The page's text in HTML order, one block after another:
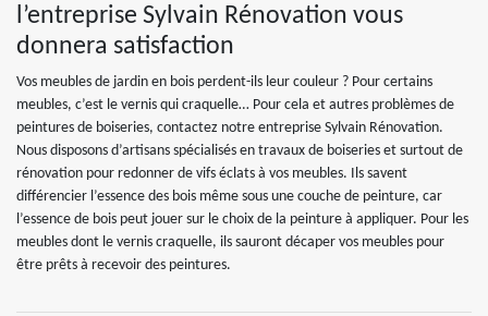
l’entreprise Sylvain Rénovation vous
donnera satisfaction
Vos meubles de jardin en bois perdent-ils leur couleur ? Pour certains
meubles, c’est le vernis qui craquelle… Pour cela et autres problèmes de
peintures de boiseries, contactez notre entreprise Sylvain Rénovation.
Nous disposons d’artisans spécialisés en travaux de boiseries et surtout de
rénovation pour redonner de vifs éclats à vos meubles. Ils savent
différencier l’essence des bois même sous une couche de peinture, car
l’essence de bois peut jouer sur le choix de la peinture à appliquer. Pour les
meubles dont le vernis craquelle, ils sauront décaper vos meubles pour
être prêts à recevoir des peintures.